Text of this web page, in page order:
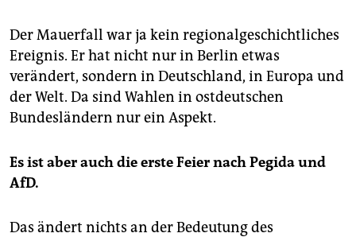
Der Mauerfall war ja kein regionalgeschichtliches
Ereignis. Er hat nicht nur in Berlin etwas
verändert, sondern in Deutschland, in Europa und
der Welt. Da sind Wahlen in ostdeutschen
Bundesländern nur ein Aspekt.
Es ist aber auch die erste Feier nach Pegida und
AfD.
Das ändert nichts an der Bedeutung des